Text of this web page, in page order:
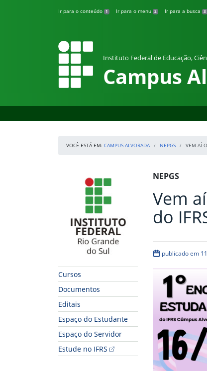
Ir para o conteúdo 1 Ir para o menu 2 Ir para a busca 3
Instituto Federal de Educação,
Campus
VOCÊ ESTÁ EM: CAMPUS ALVORADA NEPGS VEM AÍ
Início da navegação
Cursos
Documentos
Editais
Espaço do Estudante
Espaço do Servidor
Estude no IFRS
Início do
NEPGS
Vem
do
publicado em